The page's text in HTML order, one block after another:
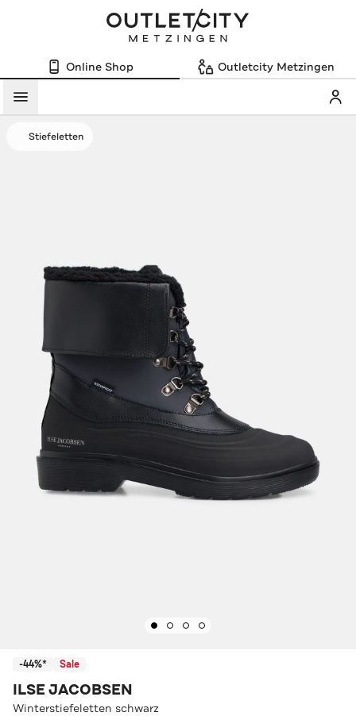
Online Shop Outletcity Metzingen
Menü
Stiefeletten
-44%* Sale
ILSE JACOBSEN
Winterstiefeletten schwarz